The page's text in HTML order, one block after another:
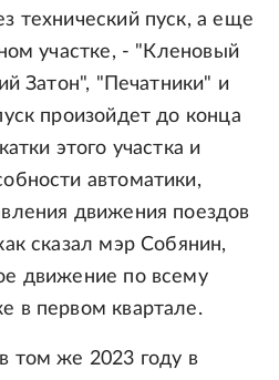
технический пуск, а еще
участке, - "Кленовый
Затон", "Печатники" и
произойдет до конца
этого участка и
автоматики,
движения поездов
сказал мэр Собянин,
движение по всему
в первом квартале.
том же 2023 году в